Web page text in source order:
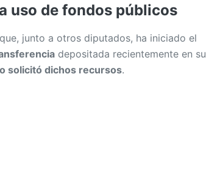
uso de fondos públicos
junto a otros diputados, ha iniciado el
depositada recientemente en su
solicitó dichos recursos.